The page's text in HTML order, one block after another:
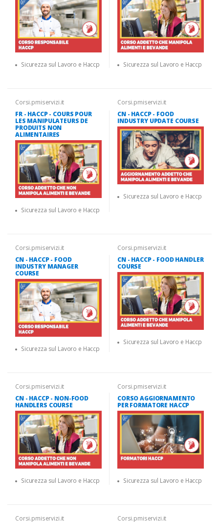
Sicurezza sul Lavoro e Haccp Sicurezza sul Lavoro e Haccp
Corsi.pmiservizi.it
FR - HACCP - COURS POUR
LES MANIPULATEURS DE
PRODUITS NON
ALIMENTAIRES
Sicurezza sul Lavoro e Haccp
Corsi.pmiservizi.it
CN - HACCP - FOOD
INDUSTRY UPDATE COURSE
Sicurezza sul Lavoro e Haccp
Corsi.pmiservizi.it
CN - HACCP - FOOD
INDUSTRY MANAGER
COURSE
Sicurezza sul Lavoro e Haccp
Corsi.pmiservizi.it
CN - HACCP - FOOD HANDLER
COURSE
Sicurezza sul Lavoro e Haccp
Corsi.pmiservizi.it
CN - HACCP - NON-FOOD
HANDLERS COURSE
Sicurezza sul Lavoro e Haccp
Corsi.pmiservizi.it
CORSO AGGIORNAMENTO
PER FORMATORE HACCP
Sicurezza sul Lavoro e Haccp
Corsi.pmiservizi.it
Corsi.pmiservizi.it